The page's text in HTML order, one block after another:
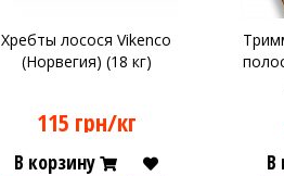
Хребты лосося Vikenco
(Норвегия) (18 кг)
115 грн/кг
В корзину В